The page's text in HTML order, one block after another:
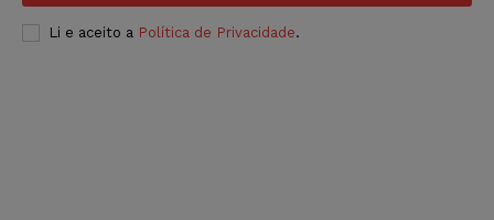
Li e aceito a Política de Privacidade.